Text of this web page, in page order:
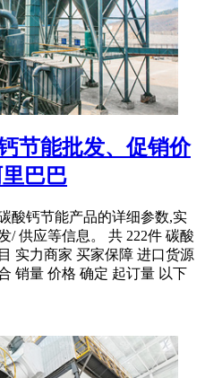
节能批发、促销价
巴巴
酸钙节能产品的详细参数,实
/ 供应等信息。 共 222件 碳酸
实力商家 买家保障 进口货源
销量 价格 确定 起订量 以下